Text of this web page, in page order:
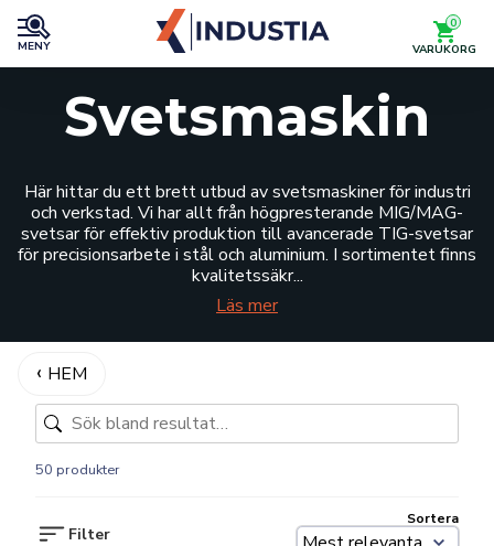
MENY
0
VARUKORG
Svetsmaskin
Här hittar du ett brett utbud av svetsmaskiner för industri
och verkstad. Vi har allt från högpresterande MIG/MAG-
svetsar för effektiv produktion till avancerade TIG-svetsar
för precisionsarbete i stål och aluminium. I sortimentet finns
kvalitetssäkr...
Läs mer
HEM
50 produkter
Sortera
Filter